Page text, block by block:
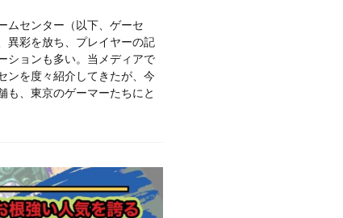
ムセンター（以下、ゲーセ
異彩を放ち、プレイヤーの記
ションも多い。当メディアで
ンを度々紹介してきたが、今
も、東京のゲーマーたちにと